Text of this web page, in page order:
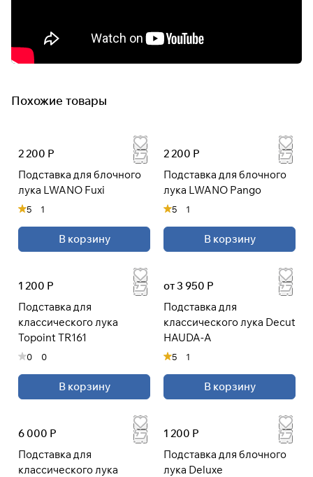
Похожие товары
2 200 Р
Подставка для блочного
лука LWANO Fuxi
5 1
В корзину
2 200 Р
Подставка для блочного
лука LWANO Pango
5 1
В корзину
1 200 Р
Подставка для
классического лука
Topoint TR161
0 0
В корзину
от 3 950 Р
Подставка для
классического лука Decut
HAUDA-A
5 1
В корзину
6 000 Р
Подставка для
классического лука
1 200 Р
Подставка для блочного
лука Deluxe